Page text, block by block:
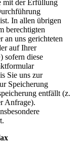
mit der Erfüllung
In allen übrigen
berechtigten
an uns gerichteten
auf Ihrer
diese
Sie uns zur
Speicherung
entfällt (z.
Anfrage).